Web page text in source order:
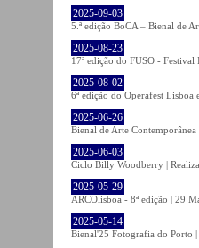
2025-09-03
5.ª edição BoCA – Bienal de
2025-08-23
17ª edição do FUSO -
2025-08-02
6ª edição do Operafest
2025-06-26
Bienal de Arte
2025-06-03
Ciclo Billy Woodberry |
2025-05-29
ARCOlisboa - 8ª edição | 29
2025-05-14
Bienal'25 Fotografia do Porto